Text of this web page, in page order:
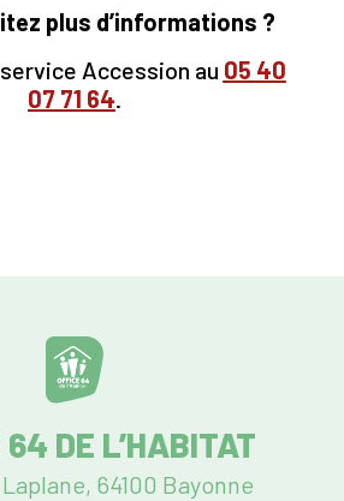
plus d’informations ?
Accession au 05 40
07 71 64.
64 DE L’HABITAT
64100 Bayonne